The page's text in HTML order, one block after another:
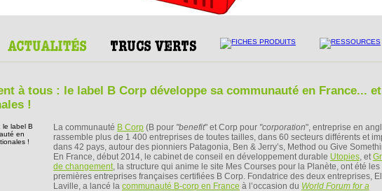
à tous : le label B Corp développe sa communauté en France...
!
La communauté B Corp (B pour "benefit" et Corp pour "corporation", entreprise en
rassemble plus de 1 400 entreprises de toutes tailles, dans 60 secteurs différents et
dans 42 pays, autour des pionniers Patagonia, Ben & Jerry’s, Method ou Give
En France, début 2014, le cabinet de conseil en développement durable Utopies, et
de changement, la structure qui anime le site Mes Courses pour la Planète, ont été les
premières entreprises françaises certifiées B Corp. Fondatrice des deux entreprises,
Laville, a lancé la communauté B-corp en France à l’occasion du World Forum for a